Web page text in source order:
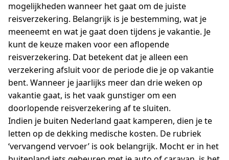
mogelijkheden wanneer het gaat om de juiste
reisverzekering. Belangrijk is je bestemming, wat je
meeneemt en wat je gaat doen tijdens je vakantie. Je
kunt de keuze maken voor een aflopende
reisverzekering. Dat betekent dat je alleen een
verzekering afsluit voor de periode die je op vakantie
bent. Wanneer je jaarlijks meer dan drie weken op
vakantie gaat, is het vaak gunstiger om een
doorlopende reisverzekering af te sluiten.
Indien je buiten Nederland gaat kamperen, dien je te
letten op de dekking medische kosten. De rubriek
‘vervangend vervoer’ is ook belangrijk. Mocht er in het